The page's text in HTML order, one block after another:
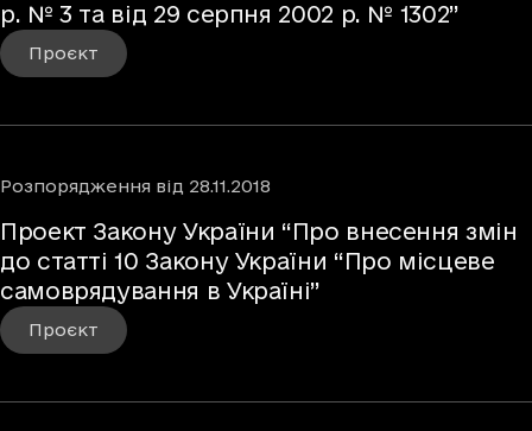
р. № 3 та від 29 серпня 2002 р. № 1302”
Проєкт
Розпорядження від 28.11.2018
Проект Закону України “Про внесення змін
до статті 10 Закону України “Про місцеве
самоврядування в Україні”
Проєкт